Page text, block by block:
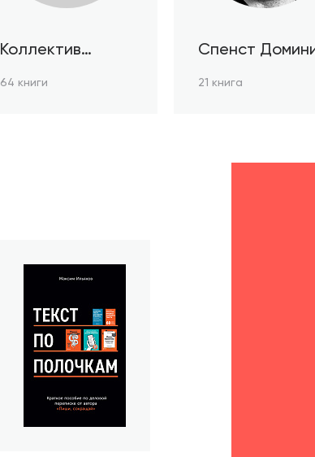
Коллектив
64 книги
Спенст
21 книга